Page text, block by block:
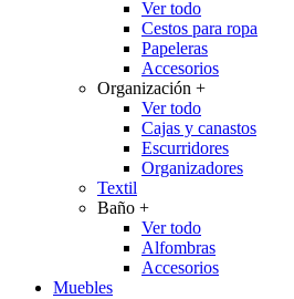
Ver todo
Cestos para ropa
Papeleras
Accesorios
Organización +
Ver todo
Cajas y canastos
Escurridores
Organizadores
Textil
Baño +
Ver todo
Alfombras
Accesorios
Muebles